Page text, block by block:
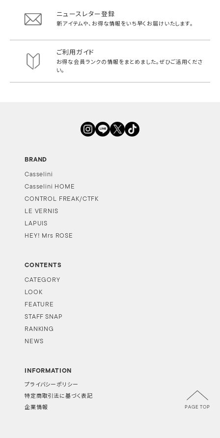
ニュースレター登録
新アイテムや、お得な情報をいち早く お届けいたします。
ご利用ガイド
お得な会員ランクの情報をまとめました。ぜひご活用くださ
い。
BRAND
Casselini
Casselini HOME
CONTROL FREAK/CTFK
LE VERNIS
LAPUIS
HEY! Mrs ROSE
CONTENTS
CATEGORY
LOOK
FEATURE
STAFF SNAP
RANKING
NEWS
INFORMATION
プライバシーポリシー
特定商取引法に基づく表記
企業情報 PAGE TOP